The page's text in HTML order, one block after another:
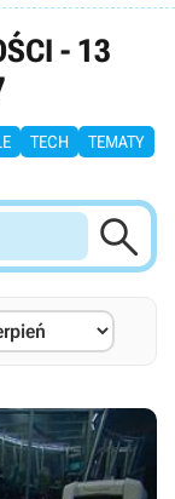
- 13
TECH TEMATY
